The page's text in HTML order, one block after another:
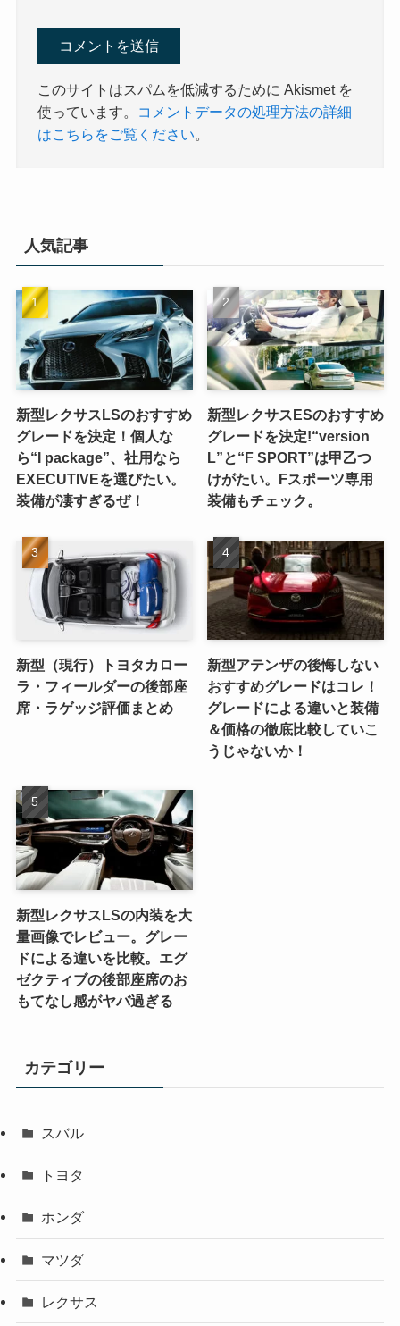
このサイトはスパムを低減するために Akismet を
使っています。
コメントデータの処理方法の詳細
はこちらをご覧ください。
人気記事
新型レクサスLSのおすすめ
グレードを決定！個人な
ら“I package”、社用なら
EXECUTIVEを選びたい。
装備が凄すぎるぜ！
新型レクサスESのおすすめ
グレードを決定!“version
L”と“F SPORT”は甲乙つ
けがたい。Fスポーツ専用
装備もチェック。
新型（現行）トヨタカロー
ラ・フィールダーの後部座
席・ラゲッジ評価まとめ
新型アテンザの後悔しない
おすすめグレードはコレ！
グレードによる違いと装備
＆価格の徹底比較していこ
うじゃないか！
新型レクサスLSの内装を大
量画像でレビュー。グレー
ドによる違いを比較。エグ
ゼクティブの後部座席のお
もてなし感がヤバ過ぎる
カテゴリー
スバル
トヨタ
ホンダ
マツダ
レクサス